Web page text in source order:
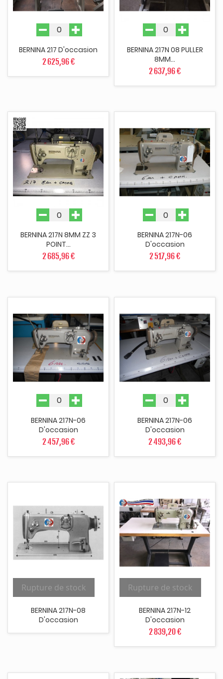
BERNINA 217 D'occasion
2 625,96 €
BERNINA 217N 08 PULLER
8MM...
2 637,96 €
BERNINA 217N 8MM ZZ 3
POINT...
2 685,96 €
BERNINA 217N-06
D'occasion
2 517,96 €
BERNINA 217N-06
D'occasion
2 457,96 €
BERNINA 217N-06
D'occasion
2 493,96 €
Rupture de stock
BERNINA 217N-08
D'occasion
Rupture de stock
BERNINA 217N-12
D'occasion
2 839,20 €